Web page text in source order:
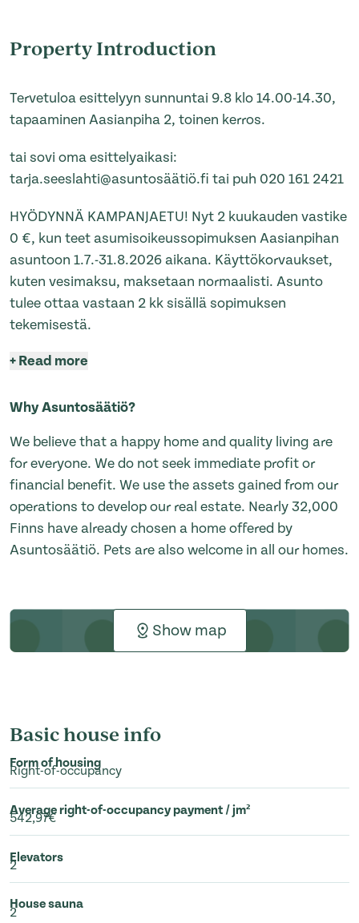
Property Introduction
Tervetuloa esittelyyn sunnuntai 9.8 klo 14.00-14.30,
tapaaminen Aasianpiha 2, toinen kerros.
tai sovi oma esittelyaikasi:
tarja.seeslahti@asuntosäätiö.fi tai puh 020 161 2421
HYÖDYNNÄ KAMPANJAETU! Nyt 2 kuukauden vastike
0 €, kun teet asumisoikeussopimuksen Aasianpihan
asuntoon 1.7.-31.8.2026 aikana. Käyttökorvaukset,
kuten vesimaksu, maksetaan normaalisti. Asunto
tulee ottaa vastaan 2 kk sisällä sopimuksen
tekemisestä.
+Read more
Why Asuntosäätiö?
We believe that a happy home and quality living are
for everyone. We do not seek immediate profit or
financial benefit. We use the assets gained from our
operations to develop our real estate. Nearly 32,000
Finns have already chosen a home offered by
Asuntosäätiö. Pets are also welcome in all our homes.
Show map
Basic house info
Form of housing
Right-of-occupancy
Average right-of-occupancy payment / jm²
542,97€
Elevators
2
House sauna
2